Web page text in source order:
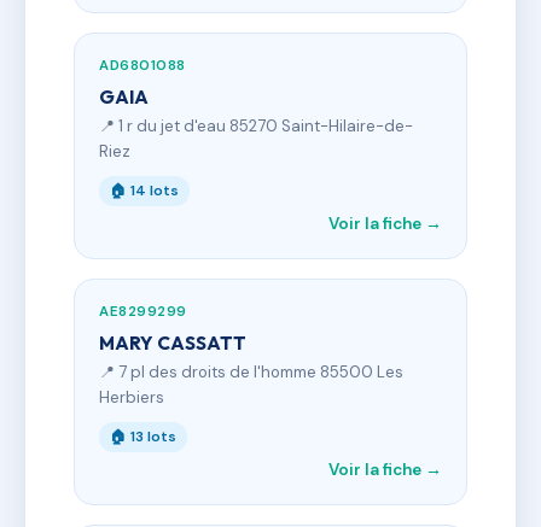
AD6801088
GAIA
📍 1 r du jet d'eau 85270 Saint-Hilaire-de-
Riez
🏠 14 lots
Voir la fiche →
AE8299299
MARY CASSATT
📍 7 pl des droits de l'homme 85500 Les
Herbiers
🏠 13 lots
Voir la fiche →